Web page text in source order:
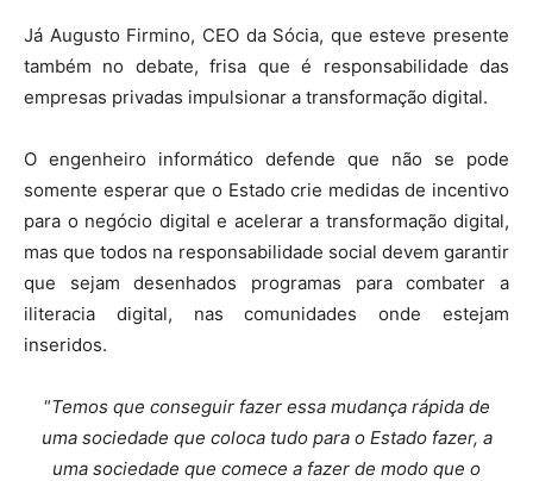
Já Augusto Firmino, CEO da Sócia, que esteve presente
também no debate, frisa que é responsabilidade das
empresas privadas impulsionar a transformação digital.
O engenheiro informático defende que não se pode
somente esperar que o Estado crie medidas de incentivo
para o negócio digital e acelerar a transformação digital,
mas que todos na responsabilidade social devem garantir
que sejam desenhados programas para combater a
iliteracia digital, nas comunidades onde estejam
inseridos.
“Temos que conseguir fazer essa mudança rápida de
uma sociedade que coloca tudo para o Estado fazer, a
uma sociedade que comece a fazer de modo que o